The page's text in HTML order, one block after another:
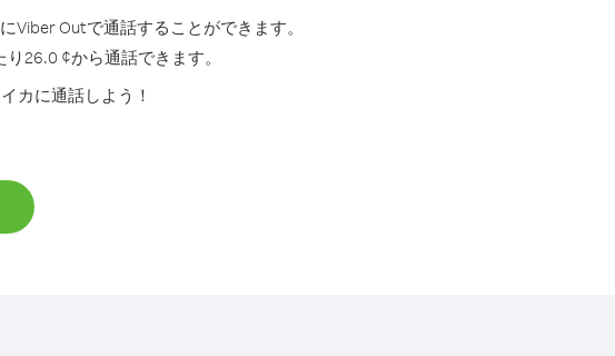
Outで通話することができます。
26.0 ¢から通話できます。
カに通話しよう！